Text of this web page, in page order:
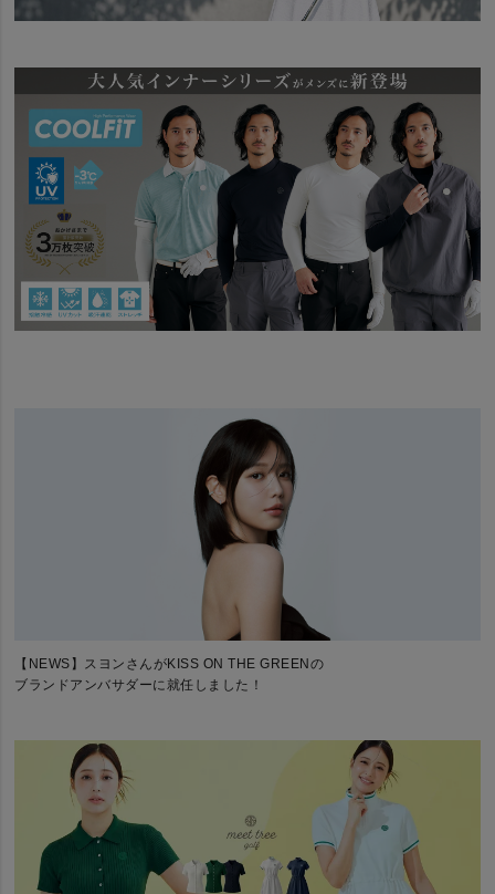
【NEWS】スヨンさんがKISS ON THE GREENの
ブランドアンバサダーに就任しました！